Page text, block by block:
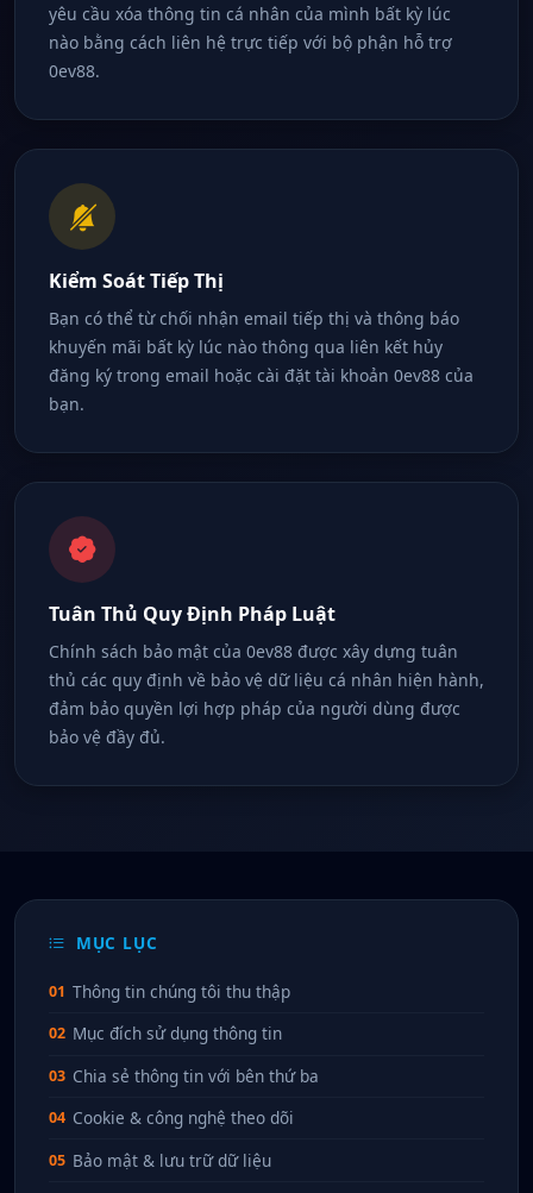
yêu cầu xóa thông tin cá nhân của mình bất kỳ lúc
nào bằng cách liên hệ trực tiếp với bộ phận hỗ trợ
0ev88.
Kiểm Soát Tiếp Thị
Bạn có thể từ chối nhận email tiếp thị và thông báo
khuyến mãi bất kỳ lúc nào thông qua liên kết hủy
đăng ký trong email hoặc cài đặt tài khoản 0ev88 của
bạn.
Tuân Thủ Quy Định Pháp Luật
Chính sách bảo mật của 0ev88 được xây dựng tuân
thủ các quy định về bảo vệ dữ liệu cá nhân hiện hành,
đảm bảo quyền lợi hợp pháp của người dùng được
bảo vệ đầy đủ.
MỤC LỤC
01 Thông tin chúng tôi thu thập
02 Mục đích sử dụng thông tin
03 Chia sẻ thông tin với bên thứ ba
04 Cookie & công nghệ theo dõi
05 Bảo mật & lưu trữ dữ liệu